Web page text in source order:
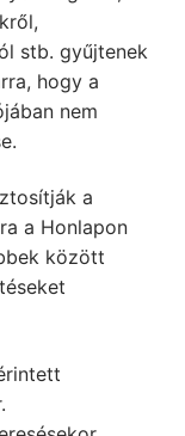
stb. gyűjtenek
hogy a
nem
a
a Honlapon
között